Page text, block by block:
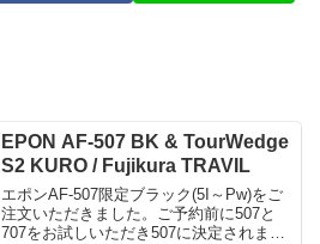
EPON AF-507 BK & TourWedge
S2 KURO / Fujikura TRAVIL
エポンAF-507限定ブラック(5I～Pw)をご
注文いただきました。ご予約前に507と
707をお試しいただき507に決定されまし